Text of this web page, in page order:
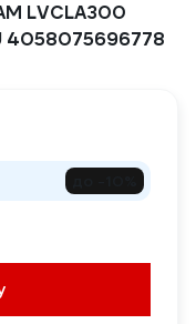
LVCLA300
4058075696778